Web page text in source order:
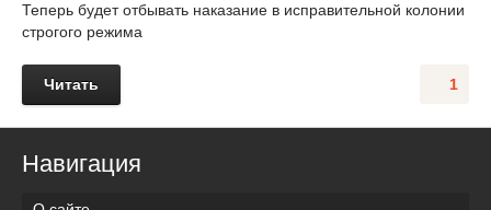
Теперь будет отбывать наказание в исправительной колонии
строгого режима
1
Читать
Навигация